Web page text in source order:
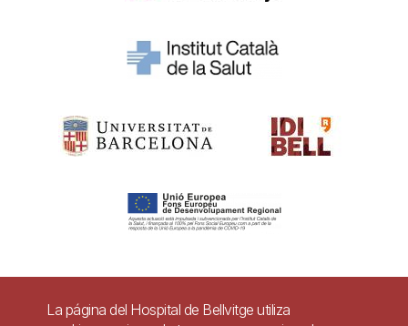
Pie Contacto
La página del Hospital de Bellvitge utiliza